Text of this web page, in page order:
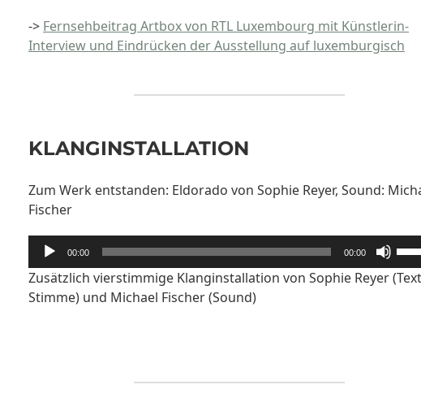
-> Fernsehbeitrag Artbox von RTL Luxembourg mit Künstlerin-
Interview und Eindrücken der Ausstellung auf luxemburgisch
KLANGINSTALLATION
Zum Werk entstanden: Eldorado von Sophie Reyer, Sound:
Fischer
Audio-
Player00:00 00:00
um
Zusätzlich vierstimmige Klanginstallation von Sophie Reyer
Stimme) und Michael Fischer (Sound)